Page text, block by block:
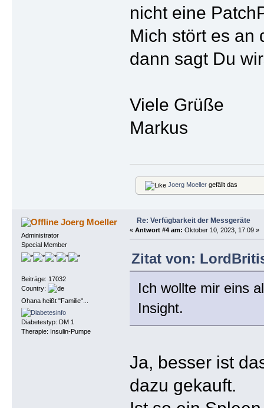
nicht eine
Mich stört es an
dann sagt Du
Viele Grüße
Markus
Joerg Moellergefällt das
Joerg Moeller
Administrator
Special Member
Beiträge: 17032
Country:
Ohana heißt "Familie"...
Diabetestyp: DM 1
Therapie: Insulin-Pumpe
Re: Verfügbarkeit der Messgeräte
« Antwort #4 am: Oktober 10, 2023, 17:09 »
Zitat von:
Ich wollte mir eins
Insight.
Ja, besser ist
dazu gekauft.